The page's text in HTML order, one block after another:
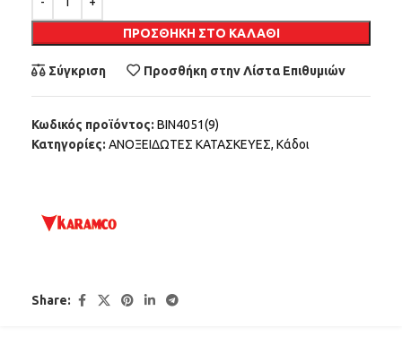
ΠΡΟΣΘΉΚΗ ΣΤΟ ΚΑΛΆΘΙ
Σύγκριση Προσθήκη στην Λίστα Επιθυμιών
Κωδικός προϊόντος: BIN4051(9)
Κατηγορίες: ΑΝΟΞΕΙΔΩΤΕΣ ΚΑΤΑΣΚΕΥΕΣ, Κάδοι
Share: